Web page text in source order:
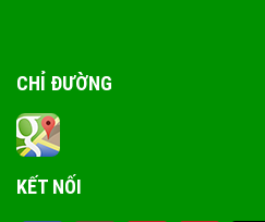
CHỈ ĐƯỜNG
KẾT NỐI